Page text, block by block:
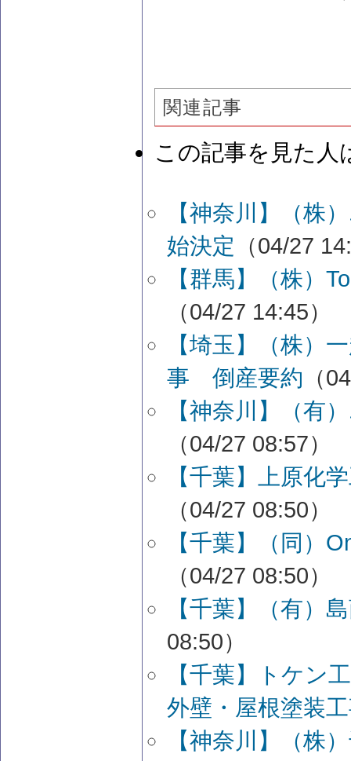
関連記事
この記事を見た人
【神奈川】（株
始決定 （04/27
【群馬】（株）
（04/27 14:45）
【埼玉】（株）
事 倒産要約 （
【神奈川】（有
（04/27 08:57）
【千葉】上原化
（04/27 08:50）
【千葉】（同）
（04/27 08:50）
【千葉】（有）
08:50）
【千葉】トケ
外壁・屋根塗装
【神奈川】（株